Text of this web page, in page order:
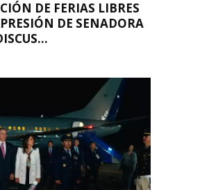
DE FERIAS LIBRES
DE SENADORA